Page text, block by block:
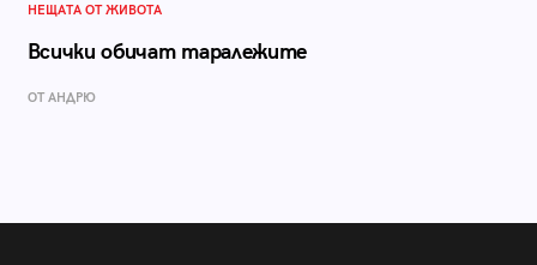
НЕЩАТА ОТ ЖИВОТА
Всички обичат таралежите
ОТ АНДРЮ